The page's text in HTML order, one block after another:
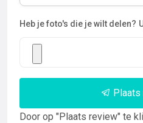
Heb je foto's die je wilt delen?
Door op "Plaats review" te